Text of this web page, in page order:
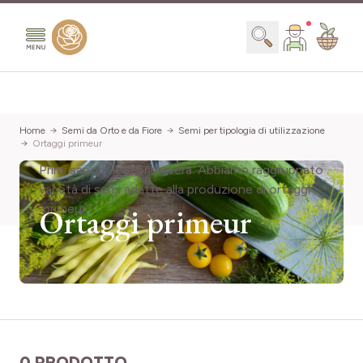
Search
Home Semi da Orto e da Fiore
Semi per tipologia di utilizzazione
Ortaggi primeur
Primi sapori della primavera. Abbiamo raggruppato
varietà di semi adatte alla produzione di ortaggi
“primeur”.
Ortaggi primeur